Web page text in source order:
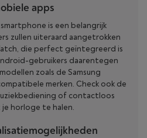
apps
is een belangrijk
zullen uiteraard aangetrokken
die perfect geïntegreerd is
gebruikers daarentegen
zoals de Samsung
merken. Check ook de
of contactloos
horloge te halen.